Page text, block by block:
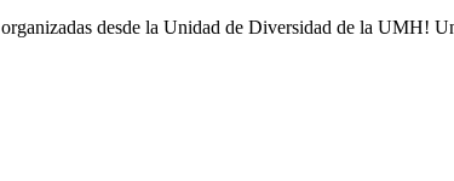
organizadas desde la Unidad de Diversidad de la UMH!